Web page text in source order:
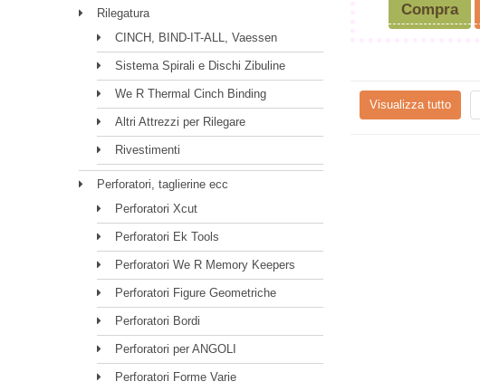
Rilegatura
CINCH, BIND-IT-ALL, Vaessen
Sistema Spirali e Dischi Zibuline
We R Thermal Cinch Binding
Altri Attrezzi per Rilegare
Rivestimenti
Perforatori, taglierine ecc
Perforatori Xcut
Perforatori Ek Tools
Perforatori We R Memory Keepers
Perforatori Figure Geometriche
Perforatori Bordi
Perforatori per ANGOLI
Perforatori Forme Varie
Compra
Visualizza tutto